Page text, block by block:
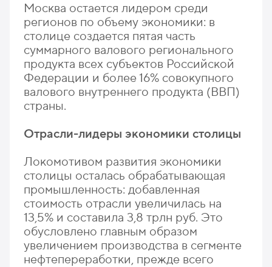
Москва остается лидером среди
регионов по объему экономики: в
столице создается пятая часть
суммарного валового регионального
продукта всех субъектов Российской
Федерации и более 16% совокупного
валового внутреннего продукта (ВВП)
страны.
Отрасли-лидеры экономики столицы
Локомотивом развития экономики
столицы осталась обрабатывающая
промышленность: добавленная
стоимость отрасли увеличилась на
13,5% и составила 3,8 трлн руб. Это
обусловлено главным образом
увеличением производства в сегменте
нефтепереработки, прежде всего